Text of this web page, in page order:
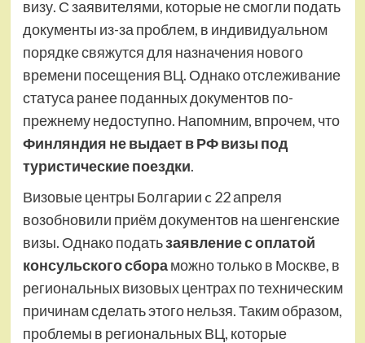
визу. С заявителями, которые не смогли подать
документы из-за проблем, в индивидуальном
порядке свяжутся для назначения нового
времени посещения ВЦ. Однако отслеживание
статуса ранее поданных документов по-
прежнему недоступно. Напомним, впрочем, что
Финляндия не выдает в РФ визы под
туристические поездки.
Визовые центры Болгарии c 22 апреля
возобновили приём документов на шенгенские
визы. Однако податьзаявление с оплатой
консульского сбораможно только в Москве, в
региональных визовых центрах по техническим
причинам сделать этого нельзя. Таким образом,
проблемы в региональных ВЦ, которые